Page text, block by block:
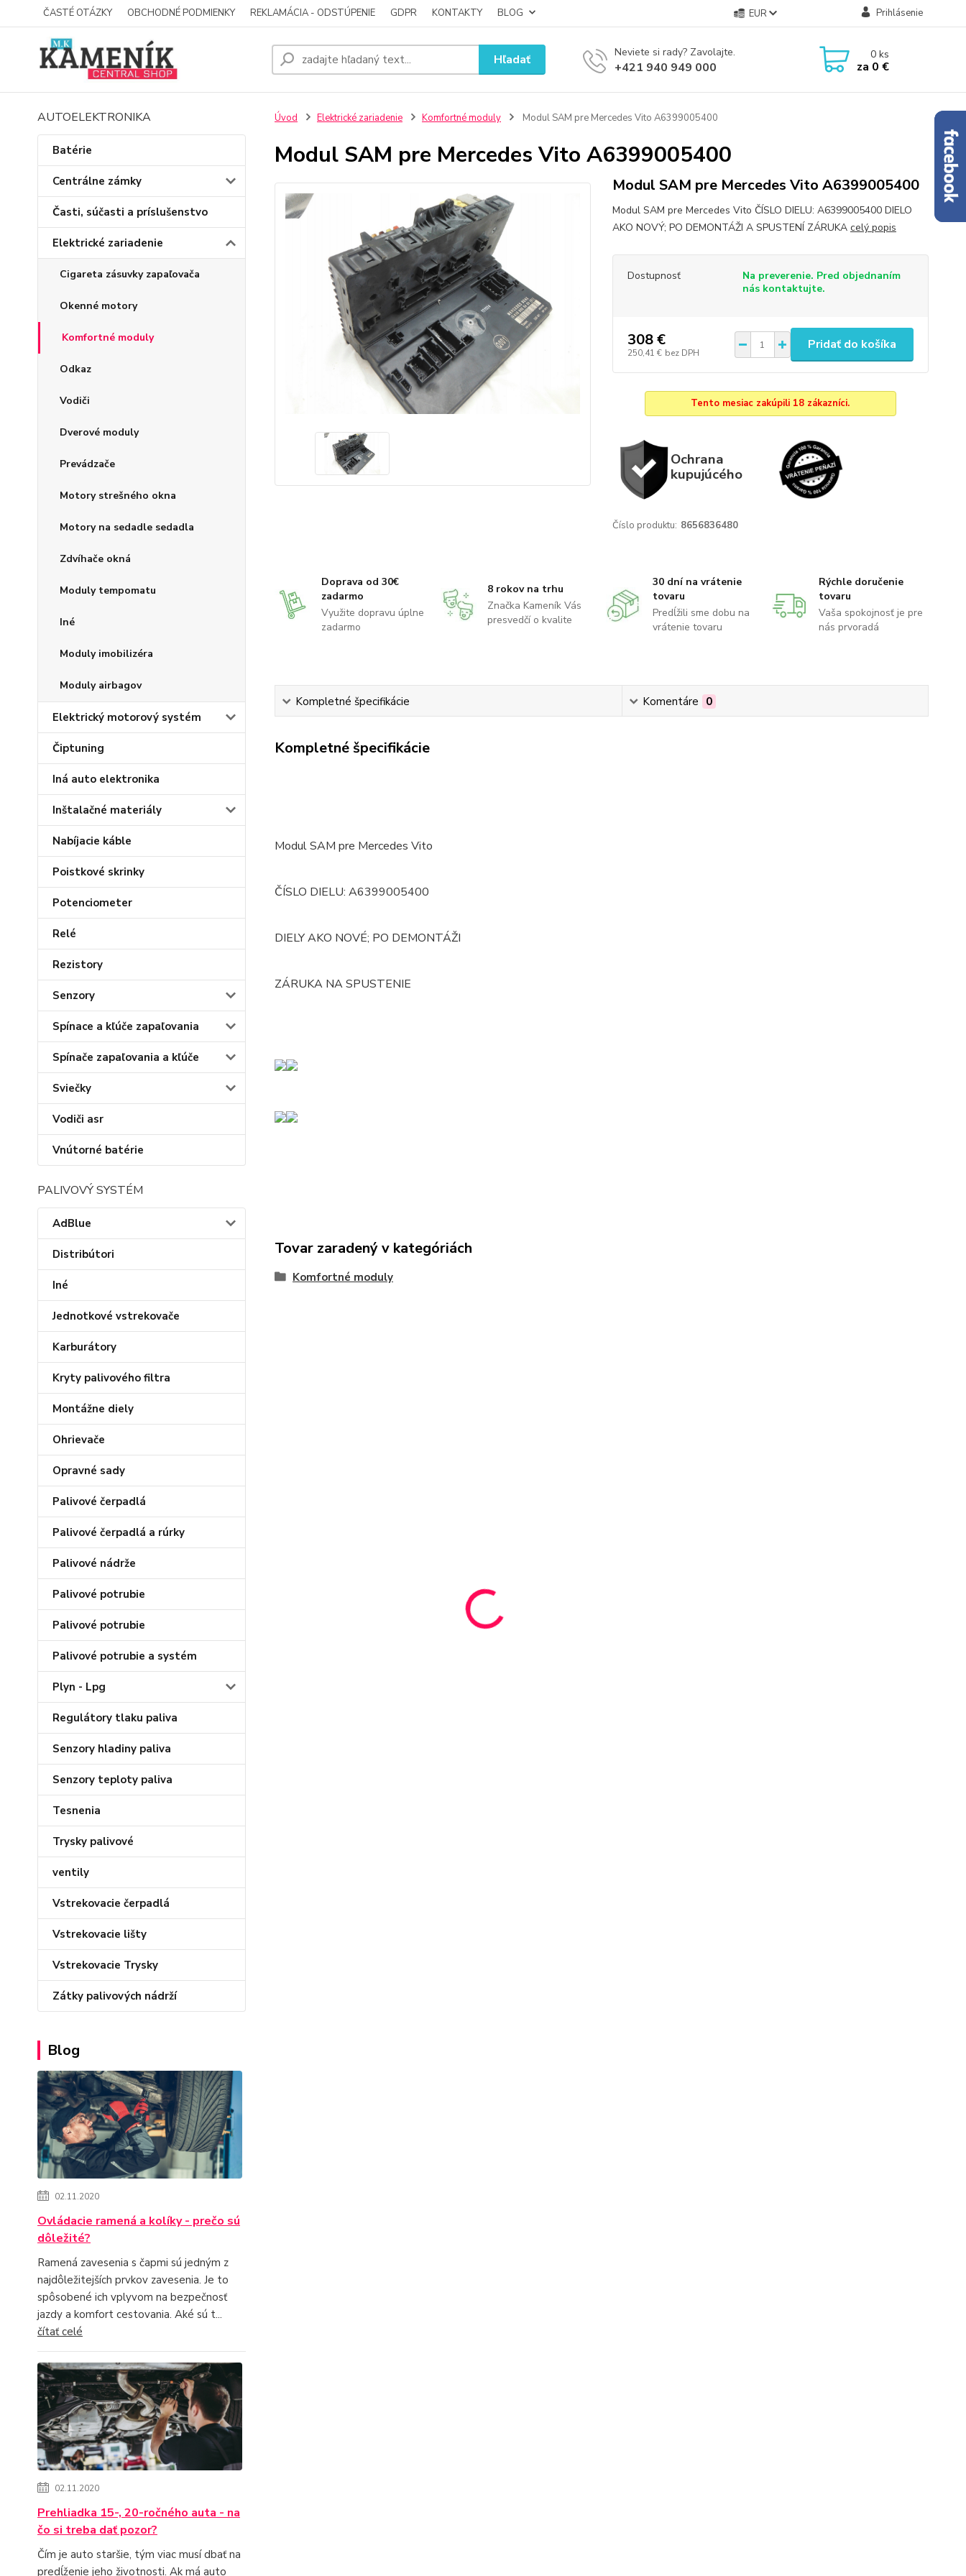
ČASTÉ OTÁZKY OBCHODNÉ PODMIENKY REKLAMÁCIA - ODSTÚPENIE GDPR KONTAKTY BLOG EUR Prihlásenie
Hľadať Neviete si rady? Zavolajte.
+421 940 949 000
0ks
za 0 €
AUTOELEKTRONIKA
Batérie
Centrálne zámky
Časti, súčasti a príslušenstvo
Elektrické zariadenie
Cigareta zásuvky zapaľovača
Okenné motory
Komfortné moduly
Odkaz
Vodiči
Dverové moduly
Prevádzače
Motory strešného okna
Motory na sedadle sedadla
Zdvíhače okná
Moduly tempomatu
Iné
Moduly imobilizéra
Moduly airbagov
Elektrický motorový systém
Čiptuning
Iná auto elektronika
Inštalačné materiály
Nabíjacie káble
Poistkové skrinky
Potenciometer
Relé
Rezistory
Senzory
Spínace a kľúče zapaľovania
Spínače zapaľovania a kľúče
Sviečky
Vodiči asr
Vnútorné batérie
PALIVOVÝ SYSTÉM
AdBlue
Distribútori
Iné
Jednotkové vstrekovače
Karburátory
Kryty palivového filtra
Montážne diely
Ohrievače
Opravné sady
Palivové čerpadlá
Palivové čerpadlá a rúrky
Palivové nádrže
Palivové potrubie
Palivové potrubie
Palivové potrubie a systém
Plyn - Lpg
Regulátory tlaku paliva
Senzory hladiny paliva
Senzory teploty paliva
Tesnenia
Trysky palivové
ventily
Vstrekovacie čerpadlá
Vstrekovacie lišty
Vstrekovacie Trysky
Zátky palivových nádrží
Blog
02.11.2020
Ovládacie ramená a kolíky - prečo sú
dôležité?
Ramená zavesenia s čapmi sú jedným z
najdôležitejších prvkov zavesenia. Je to
spôsobené ich vplyvom na bezpečnosť
jazdy a komfort cestovania. Aké sú t...
čítať celé
02.11.2020
Prehliadka 15-, 20-ročného auta - na
čo si treba dať pozor?
Čím je auto staršie, tým viac musí dbať na
predĺženie jeho životnosti. Ak má auto
Úvod Elektrické zariadenie Komfortné moduly Modul SAM pre Mercedes Vito A6399005400
Modul SAM pre Mercedes Vito A6399005400
Modul SAM pre Mercedes Vito A6399005400
Modul SAM pre Mercedes Vito ČÍSLO DIELU: A6399005400 DIELO
AKO NOVÝ; PO DEMONTÁŽI A SPUSTENÍ ZÁRUKA celý popis
Dostupnosť
Na preverenie. Pred objednaním
nás kontaktujte.
308 €
250,41 € bez DPH
Pridať do košíka
Tento mesiac zakúpili 18 zákazníci.
Ochrana
kupujúcého
Číslo produktu: 8656836480
Doprava od 30€
zadarmo
Využite dopravu úplne
zadarmo
8 rokov na trhu
Značka Kameník Vás
presvedčí o kvalite
30 dní na vrátenie
tovaru
Predĺžili sme dobu na
vrátenie tovaru
Rýchle doručenie
tovaru
Vaša spokojnosť je pre
nás prvoradá
Kompletné špecifikácie Komentáre 0
Kompletné špecifikácie
Modul SAM pre Mercedes Vito
ČÍSLO DIELU: A6399005400
DIELY AKO NOVÉ; PO DEMONTÁŽI
ZÁRUKA NA SPUSTENIE
Tovar zaradený v kategóriách
Komfortné moduly